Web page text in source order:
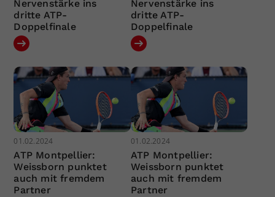
Nervenstärke ins
dritte ATP-
Doppelfinale
Nervenstärke ins
dritte ATP-
Doppelfinale
01.02.2024
ATP Montpellier:
Weissborn punktet
auch mit fremdem
Partner
01.02.2024
ATP Montpellier:
Weissborn punktet
auch mit fremdem
Partner